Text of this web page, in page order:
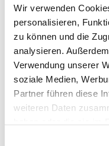
Wir verwenden
personalisieren,
zu können und die
analysieren.
Verwendung unserer
soziale Medien,
Partner führen diese
weiteren Daten